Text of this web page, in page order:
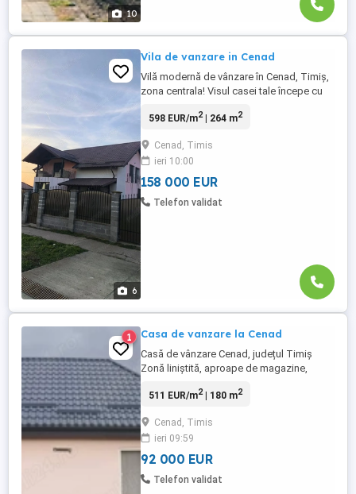
10
6
Vila de vanzare in Cenad
Vilă modernă de vânzare în Cenad, Timiș,
zona centrala! Visul casei tale începe cu
imobiliarebanat.ro ca să calculezi creditul
bătăi de cap,GRATUIT Suprafață
construită: 264 mp Teren: 2064 mp Curte:
300 mp Camere: 4 dormitoare, ...
598 EUR/m2| 264 m2
Cenad, Timis
ieri 10:00
158 000 EUR
Telefon validat
1 Casa de vanzare la Cenad
Casă de vânzare Cenad, județul Timiș
Zonă liniștită, aproape de magazine,
începe cu un credit bun. Te așteptăm pe
cu dobândă minimă. Rapid, online, fără
bătăi de cap,GRATUIT Preț: 92.000
(negociabil) ...
511 EUR/m2| 180 m2
Cenad, Timis
ieri 09:59
92 000 EUR
Telefon validat